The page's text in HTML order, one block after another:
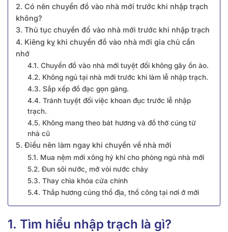
2. Có nên chuyển đồ vào nhà mới trước khi nhập trạch
không?
3. Thủ tục chuyển đồ vào nhà mới trước khi nhập trạch
4. Kiêng kỵ khi chuyển đồ vào nhà mới gia chủ cần
nhớ
4.1. Chuyển đồ vào nhà mới tuyệt đối không gây ồn ào.
4.2. Không ngủ tại nhà mới trước khi làm lễ nhập trạch.
4.3. Sắp xếp đồ đạc gọn gàng.
4.4. Tránh tuyệt đối việc khoan đục trước lễ nhập
trạch.
4.5. Không mang theo bát hương và đồ thờ cúng từ
nhà cũ
5. Điều nên làm ngay khi chuyển về nhà mới
5.1. Mua nệm mới xông hỷ khí cho phòng ngủ nhà mới
5.2. Đun sôi nước, mở vòi nước chảy
5.3. Thay chìa khóa cửa chính
5.4. Thắp hương cúng thổ địa, thổ công tại nơi ở mới
1. Tìm hiểu nhập trạch là gì?